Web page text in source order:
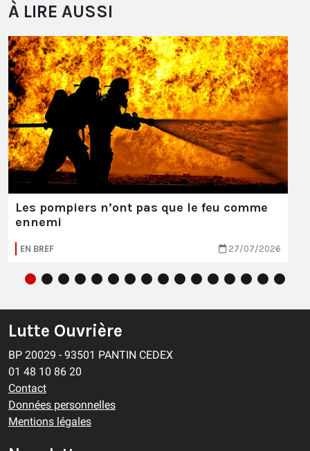
À LIRE AUSSI
Les pompiers n’ont pas que le feu comme
ennemi
EN BREF 27/07/2026
Lutte Ouvrière
BP 20029 - 93501 PANTIN CEDEX
01 48 10 86 20
Contact
Données personnelles
Mentions légales